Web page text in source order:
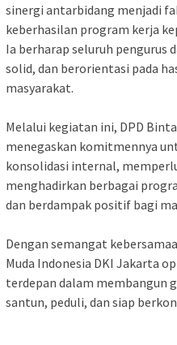
sinergi antarbidang menjadi
keberhasilan program kerja
Ia berharap seluruh pengurus
solid, dan berorientasi pada
masyarakat.
‎Melalui kegiatan ini, DPD
menegaskan komitmennya
konsolidasi internal,
menghadirkan berbagai
dan berdampak positif bagi
‎Dengan semangat
Muda Indonesia DKI Jakarta
terdepan dalam membangun
santun, peduli, dan siap